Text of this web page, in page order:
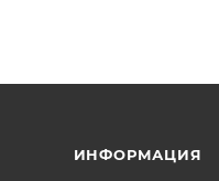
ИНФОРМАЦИЯ